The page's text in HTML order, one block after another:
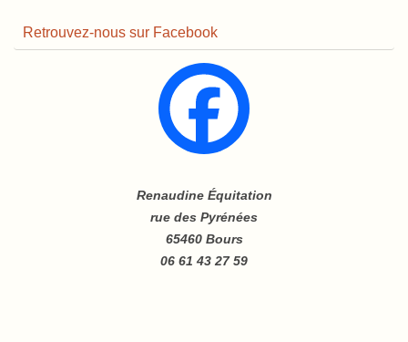
Retrouvez-nous sur Facebook
Renaudine Équitation
rue des Pyrénées
65460 Bours
06 61 43 27 59